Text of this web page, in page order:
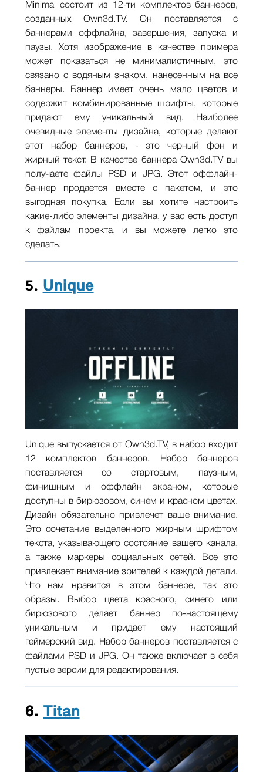
Minimal состоит из 12-ти комплектов баннеров,
созданных Own3d.TV. Он поставляется с
баннерами оффлайна, завершения, запуска и
паузы. Хотя изображение в качестве примера
может показаться не минималистичным, это
связано с водяным знаком, нанесенным на все
баннеры. Баннер имеет очень мало цветов и
содержит комбинированные шрифты, которые
придают ему уникальный вид. Наиболее
очевидные элементы дизайна, которые делают
этот набор баннеров, - это черный фон и
жирный текст. В качестве баннера Own3d.TV вы
получаете файлы PSD и JPG. Этот оффлайн-
баннер продается вместе с пакетом, и это
выгодная покупка. Если вы хотите настроить
какие-либо элементы дизайна, у вас есть доступ
к файлам проекта, и вы можете легко это
сделать.
5. Unique
Unique выпускается от Own3d.TV, в набор входит
12 комплектов баннеров. Набор баннеров
поставляется со стартовым, паузным,
финишным и оффлайн экраном, которые
доступны в бирюзовом, синем и красном цветах.
Дизайн обязательно привлечет ваше внимание.
Это сочетание выделенного жирным шрифтом
текста, указывающего состояние вашего канала,
а также маркеры социальных сетей. Все это
привлекает внимание зрителей к каждой детали.
Что нам нравится в этом баннере, так это
образы. Выбор цвета красного, синего или
бирюзового делает баннер по-настоящему
уникальным и придает ему настоящий
геймерский вид. Набор баннеров поставляется с
файлами PSD и JPG. Он также включает в себя
пустые версии для редактирования.
6. Titan